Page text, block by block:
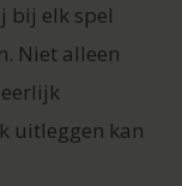
bij elk spel
Niet alleen
uitleggen kan